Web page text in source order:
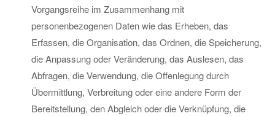
Vorgangsreihe im Zusammenhang mit
personenbezogenen Daten wie das Erheben, das
Erfassen, die Organisation, das Ordnen, die Speicherung,
die Anpassung oder Veränderung, das Auslesen, das
Abfragen, die Verwendung, die Offenlegung durch
Übermittlung, Verbreitung oder eine andere Form der
Bereitstellung, den Abgleich oder die Verknüpfung, die